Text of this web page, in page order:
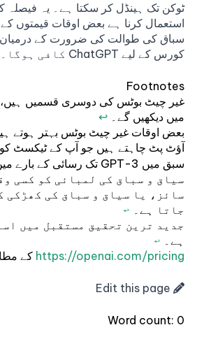
ٹوکن تک ہینڈل کر سکتا ہے۔ یہ فیصلہ
استعمال کرنا ہے بعض اوقات قیمتوں
سباق کی طوالت کی ضرورت کے
کورس کے لیے ChatGPT کافی ہوگا۔
Footnotes
غیر چیٹ بوٹس کی دوسری قسمیں
میں دیکھیں گے۔ ↩
بعض اوقات غیر چیٹ بوٹس بہتر ہوتے
آؤٹ پٹ چاہتے ہیں جو آپ کے ٹیکسٹ کو
سبق میں GPT-3 تک رسائی کے بارے میں سیکھیں گے۔
سیاق و سباق کی لمبائی کو کسی
سائز، یا سیاق و سباق کی کھڑکی
جاتا ہے۔ ↩
جدید ترین تحقیق مستقبل میں
ہے۔ ↩
https://openai.com/pricing
Word count: 0